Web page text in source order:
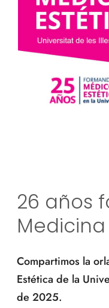
26 años
Compartimos la
Estética de la
de 2025.